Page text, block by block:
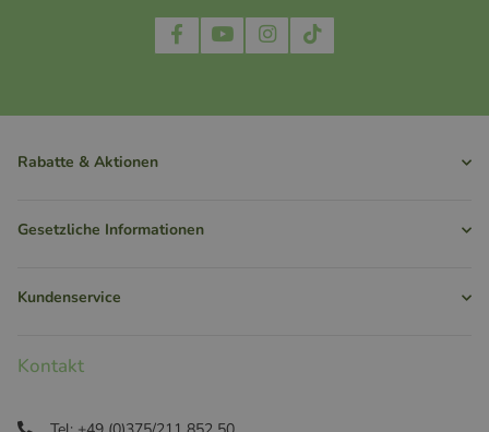
Rabatte & Aktionen
Gesetzliche Informationen
Kundenservice
Kontakt